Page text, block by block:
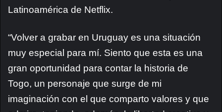
Latinoamérica de Netflix.
“Volver a grabar en Uruguay es una situación
muy especial para mí. Siento que esta es una
gran oportunidad para contar la historia de
Togo, un personaje que surge de mi
imaginación con el que comparto valores y que